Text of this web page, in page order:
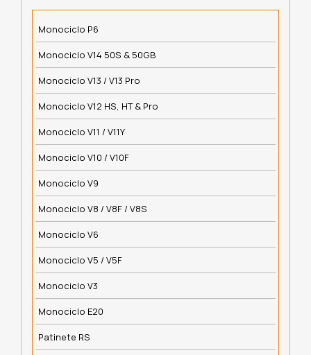
Monociclo P6
Monociclo V14 50S & 50GB
Monociclo V13 / V13 Pro
Monociclo V12 HS, HT & Pro
Monociclo V11 / V11Y
Monociclo V10 / V10F
Monociclo V9
Monociclo V8 / V8F / V8S
Monociclo V6
Monociclo V5 / V5F
Monociclo V3
Monociclo E20
Patinete RS